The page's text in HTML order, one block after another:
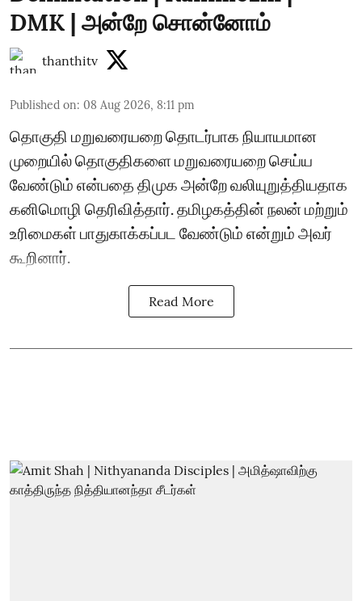
DMK | அன்றே சொன்னோம்
thanthitv
Published on: 08 Aug 2026, 8:11 pm
தொகுதி மறுவரையறை தொடர்பாக நியாயமான
முறையில் தொகுதிகளை மறுவரையறை செய்ய
வேண்டும் என்பதை திமுக அன்றே வலியுறுத்தியதாக
கனிமொழி தெரிவித்தார். தமிழகத்தின் நலன் மற்றும்
உரிமைகள் பாதுகாக்கப்பட வேண்டும் என்றும் அவர்
கூறினார்.
Read More